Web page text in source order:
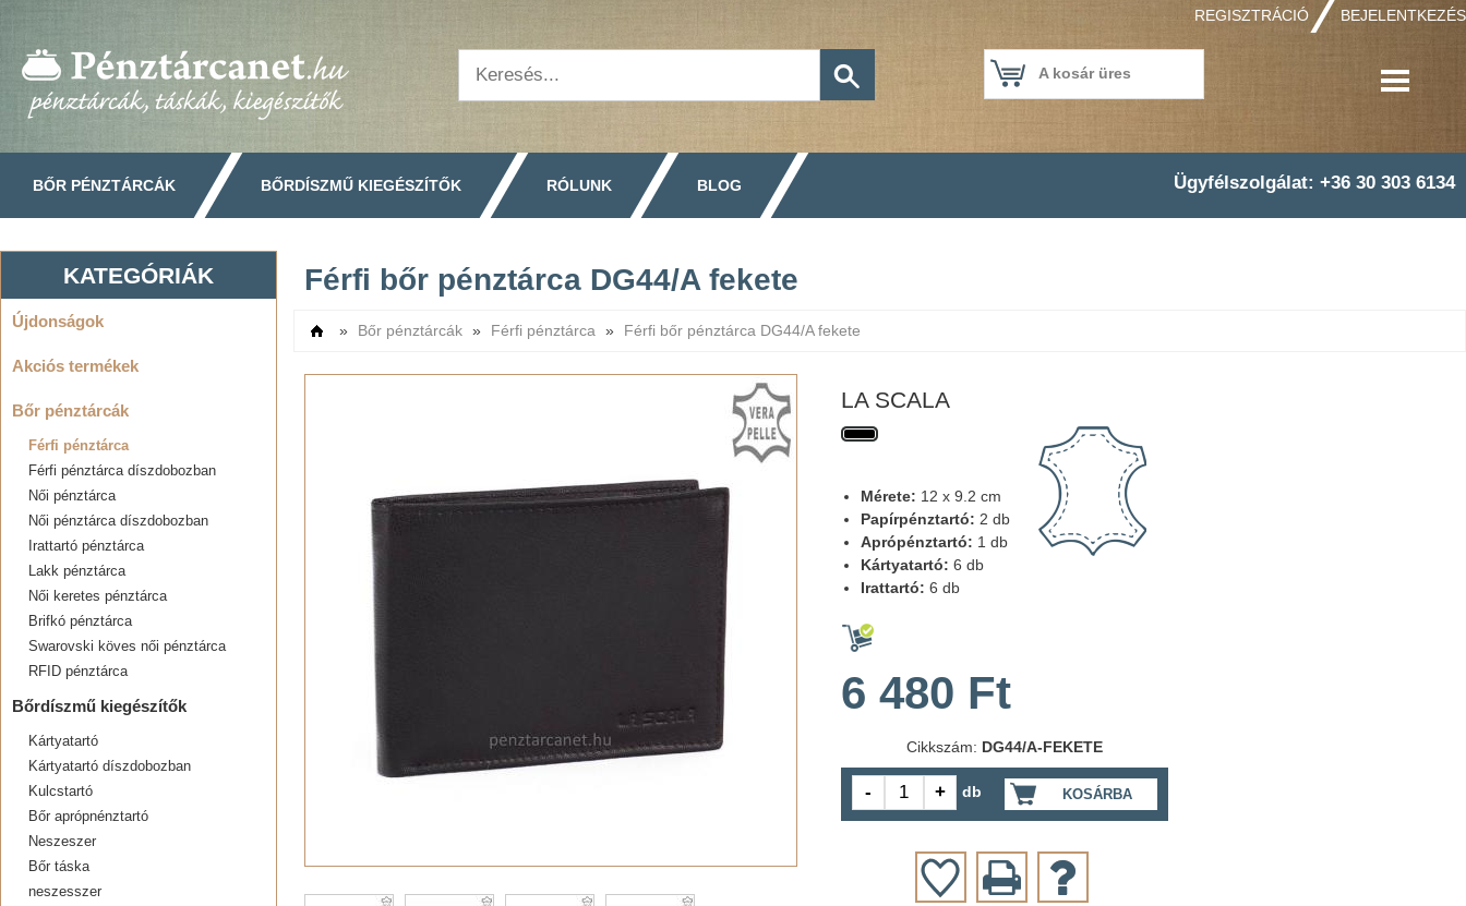
REGISZTRÁCIÓ BEJELENTKEZÉS
A kosár üres
BŐR PÉNZTÁRCÁK BŐRDÍSZMŰ KIEGÉSZÍTŐK RÓLUNK BLOG Ügyfélszolgálat: +36 30 303 6134
KATEGÓRIÁK
Újdonságok
Akciós termékek
Bőr pénztárcák
Férfi pénztárca
Férfi pénztárca díszdobozban
Női pénztárca
Női pénztárca díszdobozban
Irattartó pénztárca
Lakk pénztárca
Női keretes pénztárca
Brifkó pénztárca
Swarovski köves női pénztárca
RFID pénztárca
Bőrdíszmű kiegészítők
Kártyatartó
Kártyatartó díszdobozban
Kulcstartó
Bőr aprópnénztartó
Neszeszer
Bőr táska
neszesszer
Férfi bőr pénztárca DG44/A fekete
Címlap
» Bőr pénztárcák » Férfi pénztárca » Férfi bőr pénztárca DG44/A fekete
LA SCALA
Mérete: 12 x 9.2 cm
Papírpénztartó: 2 db
Aprópénztartó: 1 db
Kártyatartó: 6 db
Irattartó: 6 db
6 480 Ft
Cikkszám: DG44/A-FEKETE
KOSÁRBA
db